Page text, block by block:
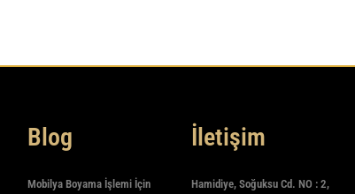
Blog
Mobilya Boyama İşlemi İçin
İletişim
Hamidiye, Soğuksu Cd. NO : 2,